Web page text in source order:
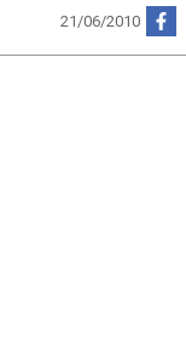
21/06/2010